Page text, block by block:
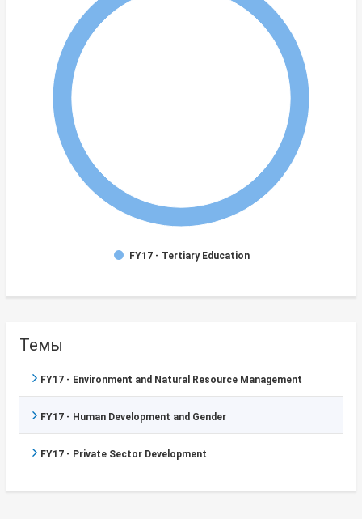
FY17 - Tertiary Education
Темы
FY17 - Environment and Natural Resource Management
FY17 - Human Development and Gender
FY17 - Private Sector Development